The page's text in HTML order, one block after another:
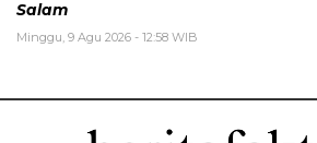
Salam
Minggu, 9 Agu 2026 - 12:58 WIB